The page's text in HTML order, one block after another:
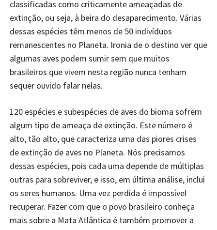
classificadas como criticamente ameaçadas de
extinção, ou seja, à beira do desaparecimento. Várias
dessas espécies têm menos de 50 indivíduos
remanescentes no Planeta. Ironia de o destino ver que
algumas aves podem sumir sem que muitos
brasileiros que vivem nesta região nunca tenham
sequer ouvido falar nelas.
120 espécies e subespécies de aves do bioma sofrem
algum tipo de ameaça de extinção. Este número é
alto, tão alto, que caracteriza uma das piores crises
de extinção de aves no Planeta. Nós precisamos
dessas espécies, pois cada uma depende de múltiplas
outras para sobreviver, e isso, em última análise, inclui
os seres humanos. Uma vez perdida é impossível
recuperar. Fazer com que o povo brasileiro conheça
mais sobre a Mata Atlântica é também promover a